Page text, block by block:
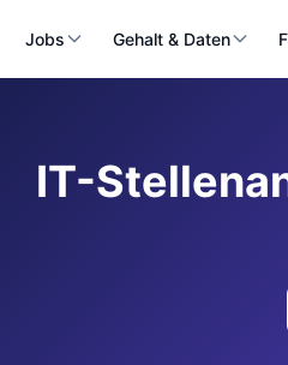
Jobs Gehalt & Daten
IT-